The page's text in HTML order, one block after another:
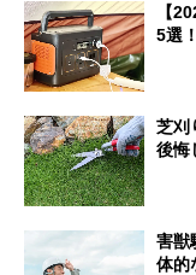
【
5選
芝刈
後悔
害獣
体的